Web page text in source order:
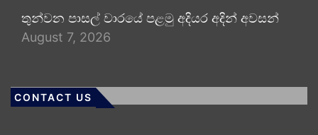
තුන්වන පාසල් වාරයේ පළමු අදියර අදින් අවසන්
August 7, 2026
CONTACT US